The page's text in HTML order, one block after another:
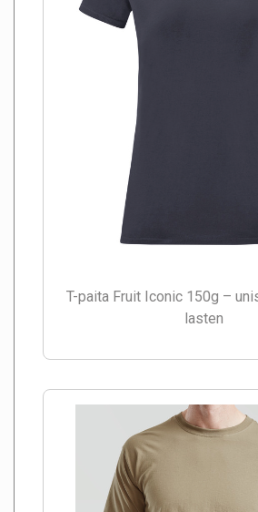
T-paita Fruit Iconic 150g –
lasten